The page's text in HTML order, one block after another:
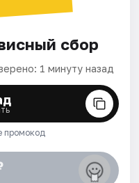
сбор
1 минуту назад
промокод